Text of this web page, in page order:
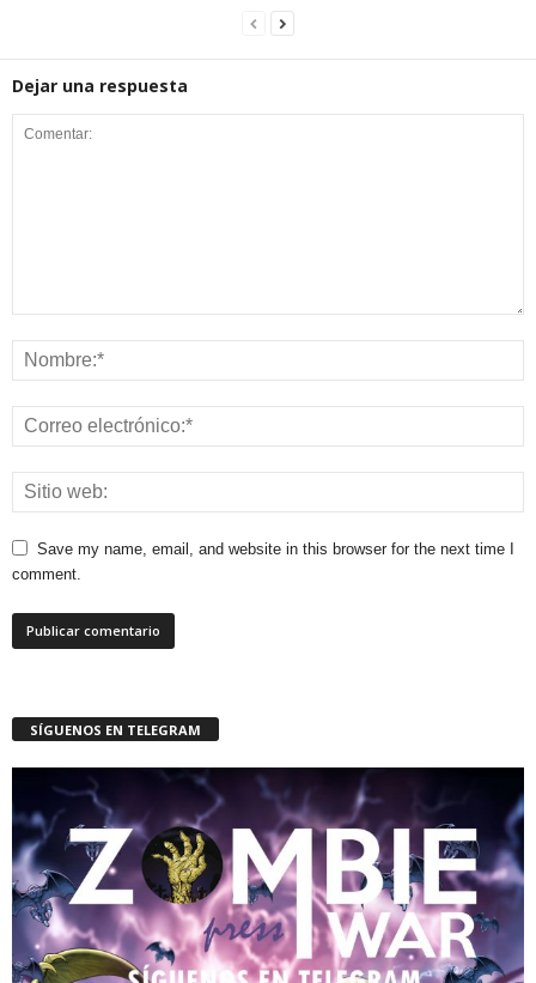
Dejar una respuesta
Save my name, email, and website in this browser for the next time I
comment.
SÍGUENOS EN TELEGRAM